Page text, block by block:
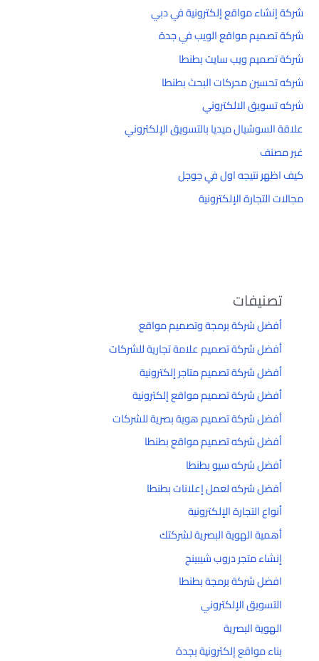
شركة إنشاء مواقع إلكترونية في دبي
شركة تصميم مواقع الويب في جدة
شركة تصميم ويب سايت بطنطا
شركه تحسين محركات البحث بطنطا
شركه تسويق الالكتروني
علاقة السوشيال ميديا بالتسويق الإلكتروني
غير مصنف
كيف اظهر نتيجه اول في جوجل
مجالات التجارة الإلكترونية
تصنيفات
أفضل شركة برمجة وتصميم مواقع
أفضل شركة تصميم علامة تجارية للشركات
أفضل شركة تصميم متاجر إلكترونية
أفضل شركة تصميم مواقع إلكترونية
أفضل شركة تصميم هوية بصرية للشركات
أفضل شركه تصميم مواقع بطنطا
أفضل شركه سيو بطنطا
أفضل شركه لعمل إعلانات بطنطا
أنواع التجارة الإلكترونية
أهمية الهوية البصرية لشركتك
إنشاء متجر دروب شيبينج
افضل شركة برمجة بطنطا
التسويق الإلكتروني
الهوية البصرية
بناء مواقع إلكترونية بجدة